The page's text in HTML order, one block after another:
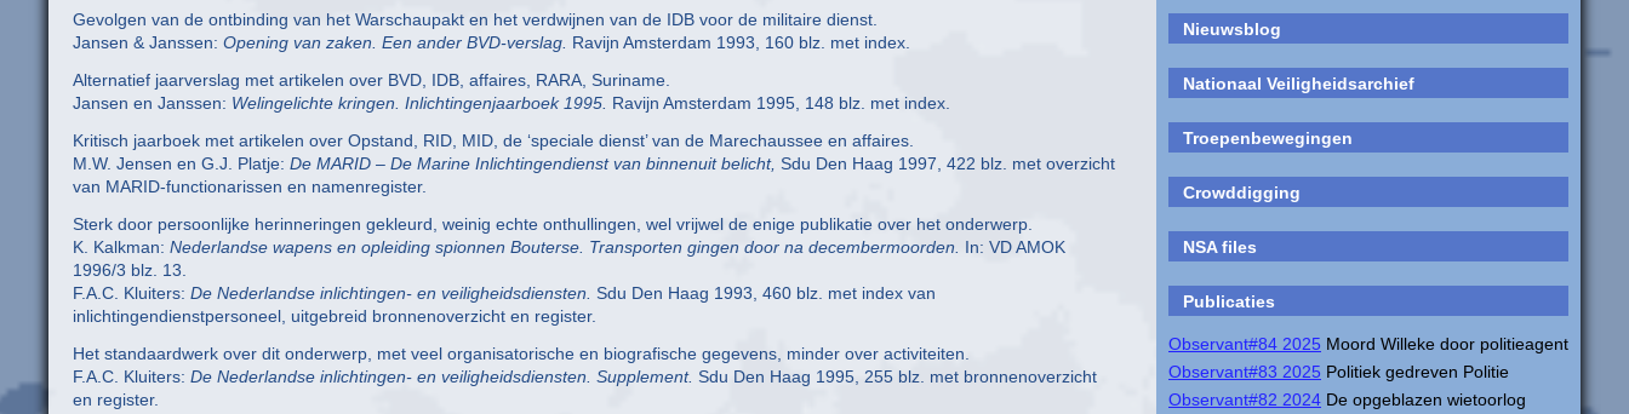
Nieuwsblog
Nationaal Veiligheidsarchief
Troepenbewegingen
Crowddigging
NSA files
Publicaties
Observant#84 2025 Moord Willeke door politieagent
Observant#83 2025 Politiek gedreven Politie
Observant#82 2024 De opgeblazen wietoorlog
Gevolgen van de ontbinding van het Warschaupakt en het verdwijnen van de IDB voor de militaire dienst.
Jansen & Janssen: Opening van zaken. Een ander BVD-verslag. Ravijn Amsterdam 1993, 160 blz. met index.
Alternatief jaarverslag met artikelen over BVD, IDB, affaires, RARA, Suriname.
Jansen en Janssen: Welingelichte kringen. Inlichtingenjaarboek 1995. Ravijn Amsterdam 1995, 148 blz. met index.
Kritisch jaarboek met artikelen over Opstand, RID, MID, de ‘speciale dienst’ van de Marechaussee en affaires.
M.W. Jensen en G.J. Platje: De MARID – De Marine Inlichtingendienst van binnenuit belicht, Sdu Den Haag 1997, 422 blz. met overzicht
van MARID-functionarissen en namenregister.
Sterk door persoonlijke herinneringen gekleurd, weinig echte onthullingen, wel vrijwel de enige publikatie over het onderwerp.
K. Kalkman: Nederlandse wapens en opleiding spionnen Bouterse. Transporten gingen door na decembermoorden. In: VD AMOK
1996/3 blz. 13.
F.A.C. Kluiters: De Nederlandse inlichtingen- en veiligheidsdiensten.
Sdu Den Haag 1993, 460 blz. met index van
inlichtingendienstpersoneel, uitgebreid bronnenoverzicht en register.
Het standaardwerk over dit onderwerp, met veel organisatorische en biografische gegevens, minder over activiteiten.
F.A.C. Kluiters: De Nederlandse inlichtingen- en veiligheidsdiensten. Supplement. Sdu Den Haag 1995, 255 blz. met bronnenoverzicht
en register.